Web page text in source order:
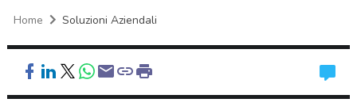
Home Soluzioni Aziendali